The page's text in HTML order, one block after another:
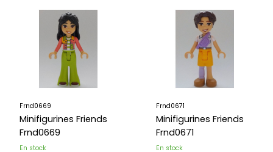
Frnd0669
Minifigurines Friends
Frnd0669
En stock
Frnd0671
Minifigurines Friends
Frnd0671
En stock